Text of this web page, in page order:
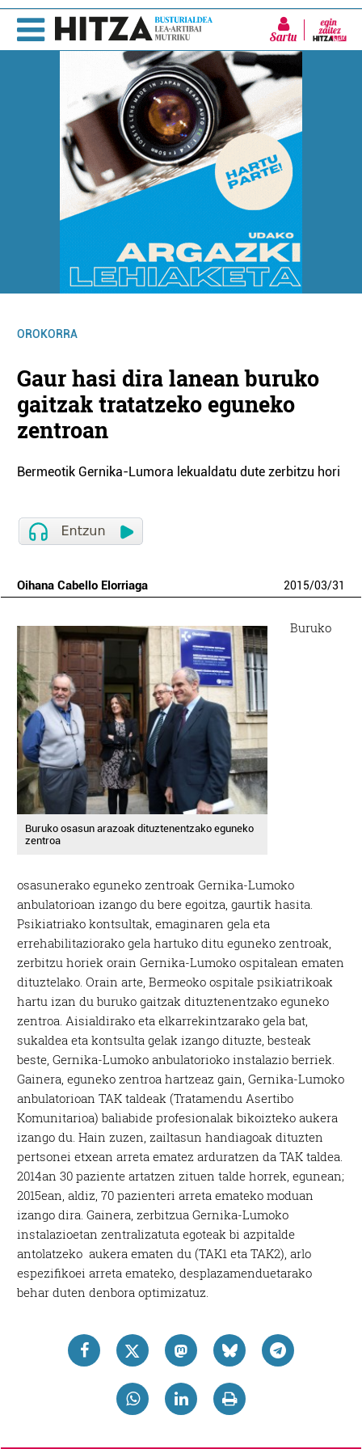
Sartu
OROKORRA
Gaur hasi dira lanean buruko
gaitzak tratatzeko eguneko
zentroan
Bermeotik Gernika-Lumora lekualdatu dute zerbitzu hori
Oihana Cabello Elorriaga 2015/03/31
Buruko osasun arazoak dituztenentzako eguneko
zentroa
Buruko
osasunerako eguneko zentroak Gernika-Lumoko
anbulatorioan izango du bere egoitza, gaurtik hasita.
Psikiatriako kontsultak, emaginaren gela eta
errehabilitaziorako gela hartuko ditu eguneko zentroak,
zerbitzu horiek orain Gernika-Lumoko ospitalean ematen
dituztelako. Orain arte, Bermeoko ospitale psikiatrikoak
hartu izan du buruko gaitzak dituztenentzako eguneko
zentroa. Aisialdirako eta elkarrekintzarako gela bat,
sukaldea eta kontsulta gelak izango dituzte, besteak
beste, Gernika-Lumoko anbulatorioko instalazio berriek.
Gainera, eguneko zentroa hartzeaz gain, Gernika-Lumoko
anbulatorioan TAK taldeak (Tratamendu Asertibo
Komunitarioa) baliabide profesionalak bikoizteko aukera
izango du. Hain zuzen, zailtasun handiagoak dituzten
pertsonei etxean arreta ematez arduratzen da TAK taldea.
2014an 30 paziente artatzen zituen talde horrek, egunean;
2015ean, aldiz, 70 pazienteri arreta emateko moduan
izango dira. Gainera, zerbitzua Gernika-Lumoko
instalazioetan zentralizatuta egoteak bi azpitalde
antolatzeko aukera ematen du (TAK1 eta TAK2), arlo
espezifikoei arreta emateko, desplazamenduetarako
behar duten denbora optimizatuz.